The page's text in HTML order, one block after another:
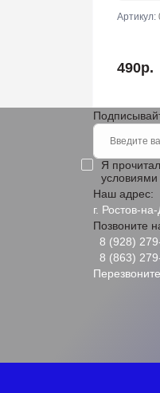
Артикул:
490р.
Я прочитал
условиями
Наш адрес:
г. Ростов-
Позвоните
8 (928)
8 (863)